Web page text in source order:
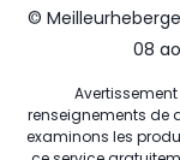
©
08
renseignements de
examinons les